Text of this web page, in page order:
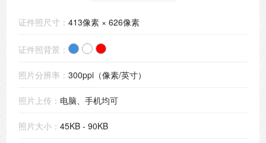
证件照尺寸：413像素 × 626像素
证件照背景：
照片分辨率：300ppi（像素/英寸）
照片上传： 电脑、手机均可
照片大小：45KB - 90KB